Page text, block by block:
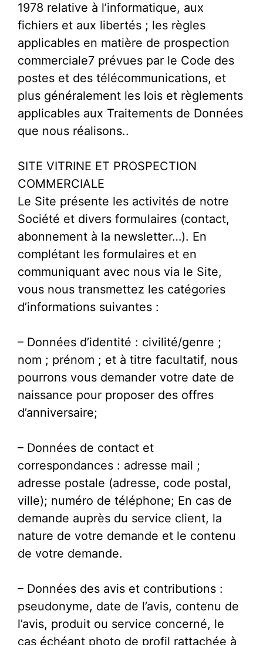
1978 relative à l’informatique, aux
fichiers et aux libertés ; les règles
applicables en matière de prospection
commerciale7 prévues par le Code des
postes et des télécommunications, et
plus généralement les lois et règlements
applicables aux Traitements de Données
que nous réalisons..
SITE VITRINE ET PROSPECTION
COMMERCIALE
Le Site présente les activités de notre
Société et divers formulaires (contact,
abonnement à la newsletter…). En
complétant les formulaires et en
communiquant avec nous via le Site,
vous nous transmettez les catégories
d’informations suivantes :
– Données d’identité : civilité/genre ;
nom ; prénom ; et à titre facultatif, nous
pourrons vous demander votre date de
naissance pour proposer des offres
d’anniversaire;
– Données de contact et
correspondances : adresse mail ;
adresse postale (adresse, code postal,
ville); numéro de téléphone; En cas de
demande auprès du service client, la
nature de votre demande et le contenu
de votre demande.
– Données des avis et contributions :
pseudonyme, date de l’avis, contenu de
l’avis, produit ou service concerné, le
cas échéant photo de profil rattachée à